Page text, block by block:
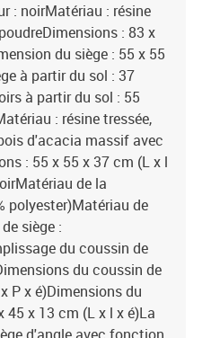
: noirMatériau : résine
: 83 x
du siège : 55 x 55
à partir du sol : 37
à partir du sol : 55
: résine tressée,
d'acacia massif avec
: 55 x 55 x 37 cm (L x l
de la
polyester)Matériau de
siège :
du coussin de
du coussin de
P x é)Dimensions du
45 x 13 cm (L x l x é)La